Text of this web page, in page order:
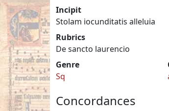
Incipit
Stolam iocunditatis alleluia
Rubrics
De sancto laurencio
Genre
Sq
Concordances